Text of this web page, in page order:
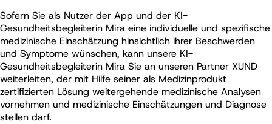
Sofern Sie als Nutzer der App und der KI-
Gesundheitsbegleiterin Mira eine individuelle und spezifische
medizinische Einschätzung hinsichtlich ihrer Beschwerden
und Symptome wünschen, kann unsere KI-
Gesundheitsbegleiterin Mira Sie an unseren Partner XUND
weiterleiten, der mit Hilfe seiner als Medizinprodukt
zertifizierten Lösung weitergehende medizinische Analysen
vornehmen und medizinische Einschätzungen und Diagnose
stellen darf.